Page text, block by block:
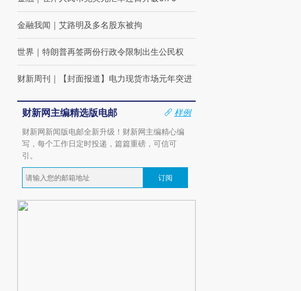
金融我闻 ｜ 艾路明及多名股东被拘
世界 ｜ 特朗普再签两份行政令限制出生公民权
财新周刊 ｜ 【封面报道】电力现货市场元年突进
财新网主编精选版电邮
样例
财新网新闻版电邮全新升级！财新网主编精心编
写，每个工作日定时投递，篇篇重磅，可信可
引。
订阅